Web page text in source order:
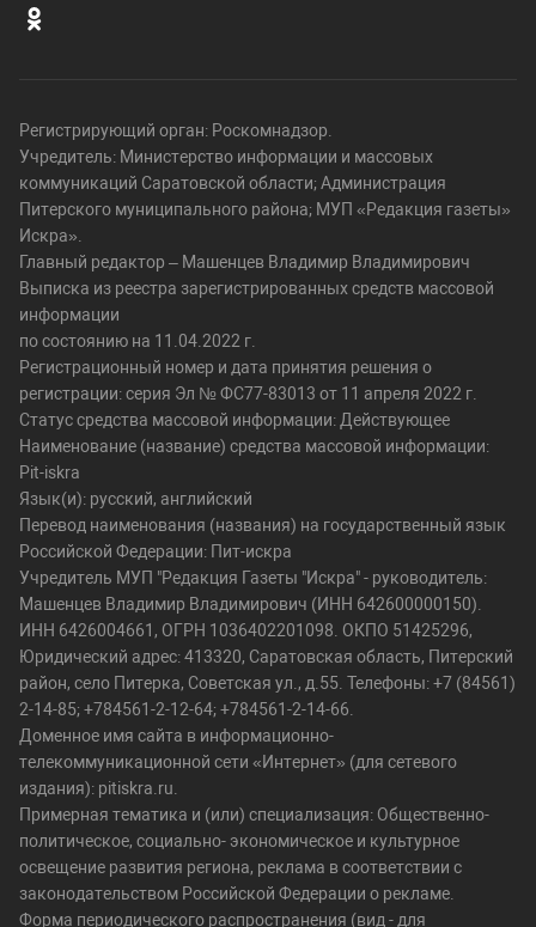
Регистрирующий орган: Роскомнадзор.
Учредитель: Министерство информации и массовых
коммуникаций Саратовской области; Администрация
Питерского муниципального района; МУП «Редакция газеты»
Искра».
Главный редактор – Машенцев Владимир Владимирович
Выписка из реестра зарегистрированных средств массовой
информации
по состоянию на 11.04.2022 г.
Регистрационный номер и дата принятия решения о
регистрации: серия Эл № ФС77-83013 от 11 апреля 2022 г.
Статус средства массовой информации: Действующее
Наименование (название) средства массовой информации:
Pit-iskra
Язык(и): русский, английский
Перевод наименования (названия) на государственный язык
Российской Федерации: Пит-искра
Учредитель МУП "Редакция Газеты "Искра" - руководитель:
Машенцев Владимир Владимирович (ИНН 642600000150).
ИНН 6426004661, ОГРН 1036402201098. ОКПО 51425296,
Юридический адрес: 413320, Саратовская область, Питерский
район, село Питерка, Советская ул., д.55. Телефоны: +7 (84561)
2-14-85; +784561-2-12-64; +784561-2-14-66.
Доменное имя сайта в информационно-
телекоммуникационной сети «Интернет» (для сетевого
издания): pitiskra.ru.
Примерная тематика и (или) специализация: Общественно-
политическое, социально- экономическое и культурное
освещение развития региона, реклама в соответствии с
законодательством Российской Федерации о рекламе.
Форма периодического распространения (вид - для